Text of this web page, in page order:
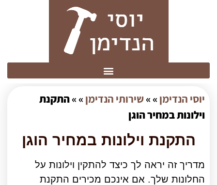
יוסי הנדימן » » שירותי הנדימן » »התקנת
וילונות במחיר הוגן
התקנת וילונות במחיר הוגן
מדריך זה יראה לך כיצד להתקין וילונות על
החלונות שלך. אם אינכם מכירים התקנת